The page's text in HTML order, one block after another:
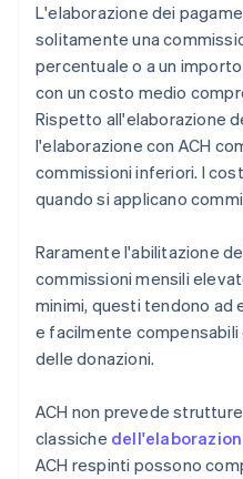
L'elaborazione dei
solitamente una
percentuale o a un
con un costo medio
Rispetto all'elaborazione
l'elaborazione con ACH
commissioni inferiori. I
quando si applicano
Raramente l'abilitazione
commissioni mensili
minimi, questi tendono
e facilmente compensabili
delle donazioni.
ACH non prevede
classiche
ACH respinti possono